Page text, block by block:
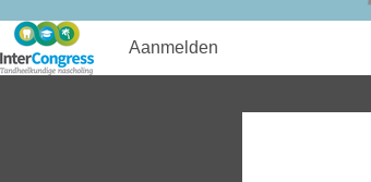
Aanmelden